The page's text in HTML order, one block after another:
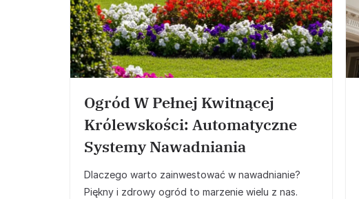
Ogród W Pełnej Kwitnącej
Królewskości: Automatyczne
Systemy Nawadniania
Dlaczego warto zainwestować w nawadnianie?
Piękny i zdrowy ogród to marzenie wielu z nas.